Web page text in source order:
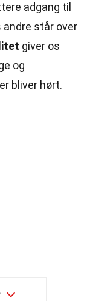
adgang til
andre står over
giver os
og
bliver hørt.